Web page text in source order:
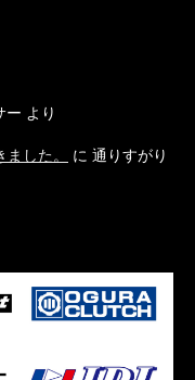
ー より
した。 に 通りすがり